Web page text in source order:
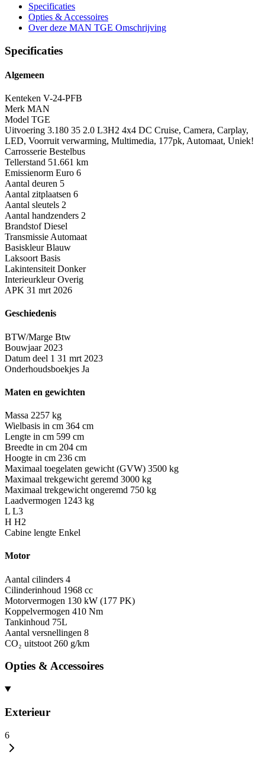
Specificaties
Opties & Accessoires
Over deze MAN TGE Omschrijving
Specificaties
Algemeen
Kenteken V-24-PFB
Merk MAN
Model TGE
Uitvoering 3.180 35 2.0 L3H2 4x4 DC Cruise, Camera, Carplay,
LED, Voorruit verwarming, Multimedia, 177pk, Automaat, Uniek!
Carrosserie Bestelbus
Tellerstand 51.661 km
Emissienorm Euro 6
Aantal deuren 5
Aantal zitplaatsen 6
Aantal sleutels 2
Aantal handzenders 2
Brandstof Diesel
Transmissie Automaat
Basiskleur Blauw
Laksoort Basis
Lakintensiteit Donker
Interieurkleur Overig
APK 31 mrt 2026
Geschiedenis
BTW/Marge Btw
Bouwjaar 2023
Datum deel 1 31 mrt 2023
Onderhoudsboekjes Ja
Maten en gewichten
Massa 2257 kg
Wielbasis in cm 364 cm
Lengte in cm 599 cm
Breedte in cm 204 cm
Hoogte in cm 236 cm
Maximaal toegelaten gewicht (GVW) 3500 kg
Maximaal trekgewicht geremd 3000 kg
Maximaal trekgewicht ongeremd 750 kg
Laadvermogen 1243 kg
L L3
H H2
Cabine lengte Enkel
Motor
Aantal cilinders 4
Cilinderinhoud 1968 cc
Motorvermogen 130 kW (177 PK)
Koppelvermogen 410 Nm
Tankinhoud 75L
Aantal versnellingen 8
CO₂ uitstoot 260 g/km
Opties & Accessoires
Exterieur
6